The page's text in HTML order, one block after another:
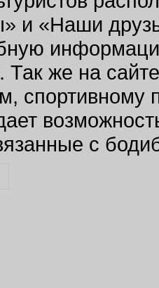
и «Наши
Так же на
спортивному
с